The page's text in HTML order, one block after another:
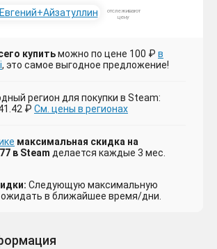
отслеживают
цену
купитьможно по цене 100 ₽ в
, это самое выгодное предложение!
регион для покупки в Steam:
₽ См. цены в регионах
максимальная скидка на
в Steam делается каждые 3 мес.
Следующую максимальную
ожидать в ближайшее время/дни.